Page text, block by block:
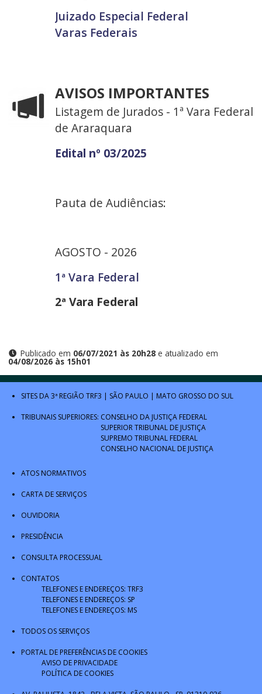
Juizado Especial Federal
Varas Federais
AVISOS IMPORTANTES
Listagem de Jurados - 1ª Vara Federal
de Araraquara
Edital nº 03/2025
Pauta de Audiências:
AGOSTO - 2026
1ª Vara Federal
2ª Vara Federal
Publicado em 06/07/2021 às 20h28e atualizado em
04/08/2026 às 15h01
SITES DA 3ª REGIÃO TRF3 | SÃO PAULO | MATO GROSSO DO SUL
TRIBUNAIS SUPERIORES: CONSELHO DA JUSTIÇA FEDERAL
SUPERIOR TRIBUNAL DE JUSTIÇA
SUPREMO TRIBUNAL FEDERAL
CONSELHO NACIONAL DE JUSTIÇA
ATOS NORMATIVOS
CARTA DE SERVIÇOS
OUVIDORIA
PRESIDÊNCIA
CONSULTA PROCESSUAL
CONTATOS
TELEFONES E ENDEREÇOS: TRF3
TELEFONES E ENDEREÇOS: SP
TELEFONES E ENDEREÇOS: MS
TODOS OS SERVIÇOS
PORTAL DE PREFERÊNCIAS DE COOKIES
AVISO DE PRIVACIDADE
POLÍTICA DE COOKIES